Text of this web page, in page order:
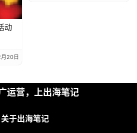
动
20日
运营，上出海笔记
关于出海笔记